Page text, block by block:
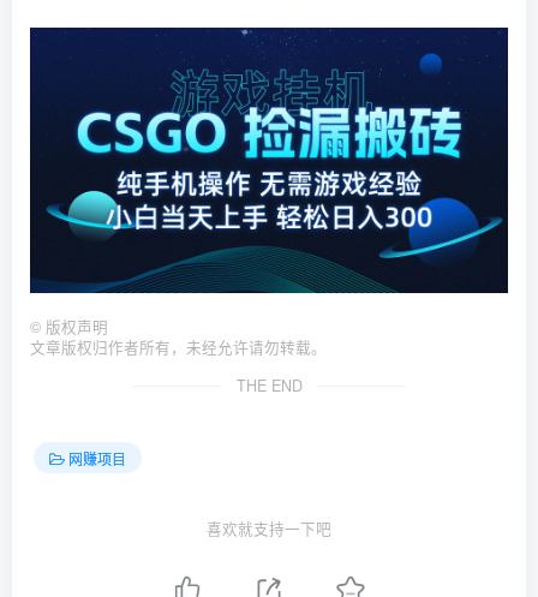
© 版权声明
文章版权归作者所有，未经允许请勿转载。
THE END
网赚项目
喜欢就支持一下吧